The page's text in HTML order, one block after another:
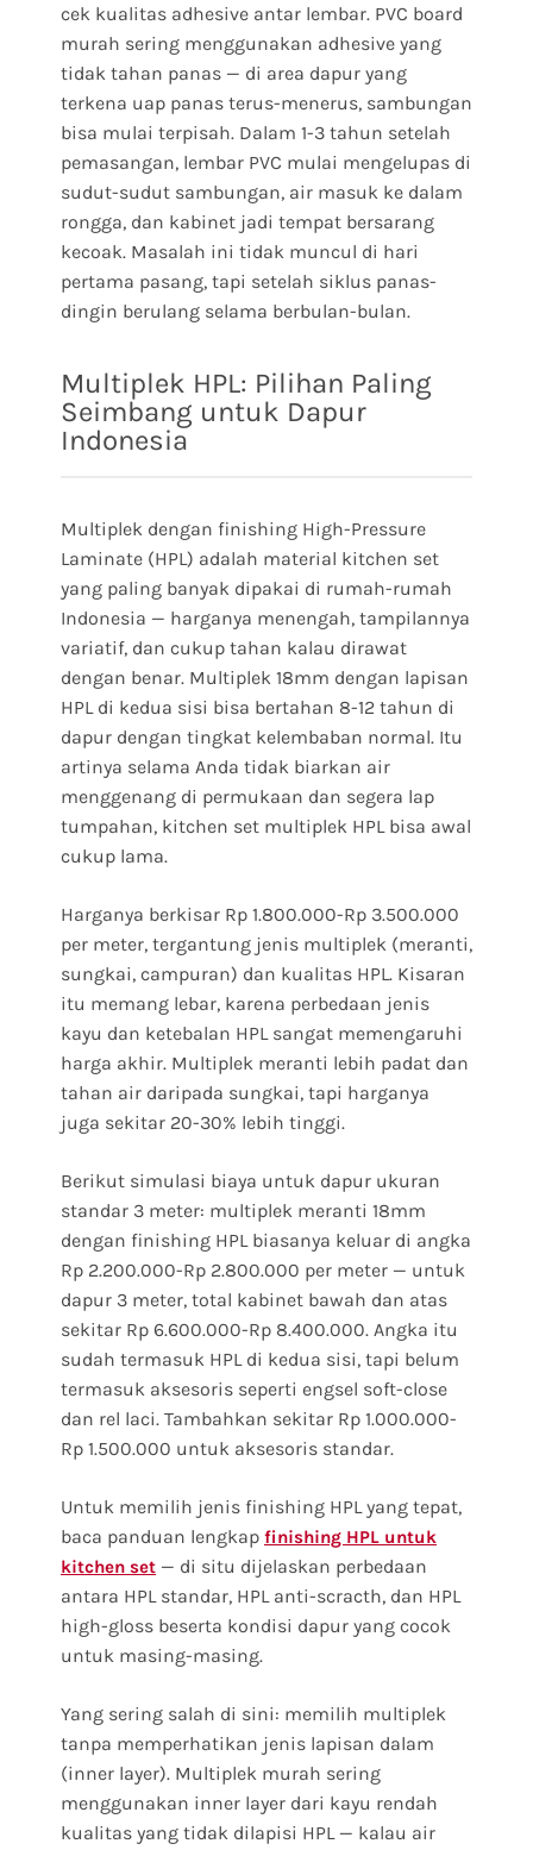
cek kualitas adhesive antar lembar. PVC board
murah sering menggunakan adhesive yang
tidak tahan panas — di area dapur yang
terkena uap panas terus-menerus, sambungan
bisa mulai terpisah. Dalam 1-3 tahun setelah
pemasangan, lembar PVC mulai mengelupas di
sudut-sudut sambungan, air masuk ke dalam
rongga, dan kabinet jadi tempat bersarang
kecoak. Masalah ini tidak muncul di hari
pertama pasang, tapi setelah siklus panas-
dingin berulang selama berbulan-bulan.
Multiplek HPL: Pilihan Paling
Seimbang untuk Dapur
Indonesia
Multiplek dengan finishing High-Pressure
Laminate (HPL) adalah material kitchen set
yang paling banyak dipakai di rumah-rumah
Indonesia — harganya menengah, tampilannya
variatif, dan cukup tahan kalau dirawat
dengan benar. Multiplek 18mm dengan lapisan
HPL di kedua sisi bisa bertahan 8-12 tahun di
dapur dengan tingkat kelembaban normal. Itu
artinya selama Anda tidak biarkan air
menggenang di permukaan dan segera lap
tumpahan, kitchen set multiplek HPL bisa awal
cukup lama.
Harganya berkisar Rp 1.800.000-Rp 3.500.000
per meter, tergantung jenis multiplek (meranti,
sungkai, campuran) dan kualitas HPL. Kisaran
itu memang lebar, karena perbedaan jenis
kayu dan ketebalan HPL sangat memengaruhi
harga akhir. Multiplek meranti lebih padat dan
tahan air daripada sungkai, tapi harganya
juga sekitar 20-30% lebih tinggi.
Berikut simulasi biaya untuk dapur ukuran
standar 3 meter: multiplek meranti 18mm
dengan finishing HPL biasanya keluar di angka
Rp 2.200.000-Rp 2.800.000 per meter — untuk
dapur 3 meter, total kabinet bawah dan atas
sekitar Rp 6.600.000-Rp 8.400.000. Angka itu
sudah termasuk HPL di kedua sisi, tapi belum
termasuk aksesoris seperti engsel soft-close
dan rel laci. Tambahkan sekitar Rp 1.000.000-
Rp 1.500.000 untuk aksesoris standar.
Untuk memilih jenis finishing HPL yang tepat,
baca panduan lengkap finishing HPL untuk
kitchen set — di situ dijelaskan perbedaan
antara HPL standar, HPL anti-scracth, dan HPL
high-gloss beserta kondisi dapur yang cocok
untuk masing-masing.
Yang sering salah di sini: memilih multiplek
tanpa memperhatikan jenis lapisan dalam
(inner layer). Multiplek murah sering
menggunakan inner layer dari kayu rendah
kualitas yang tidak dilapisi HPL — kalau air